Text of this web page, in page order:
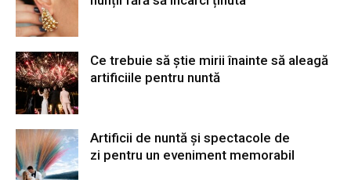
Ce trebuie să știe mirii înainte să aleagă
artificiile pentru nuntă
Artificii de nuntă și spectacole de
zi pentru un eveniment memorabil